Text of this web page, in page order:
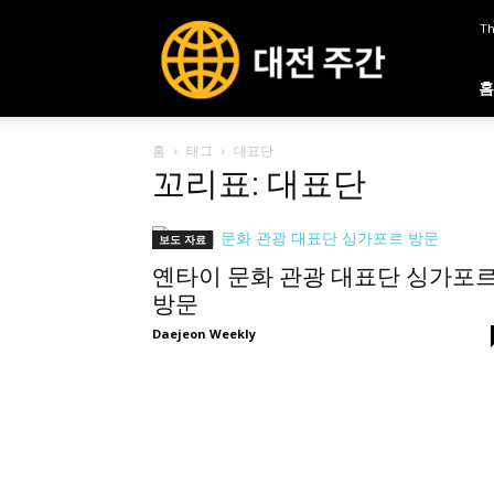
전
주
홈 태그 대표단
꼬리표: 대표단
보도 자료
옌타이 문화 관광 대표단 싱가포
방문
Daejeon Weekly